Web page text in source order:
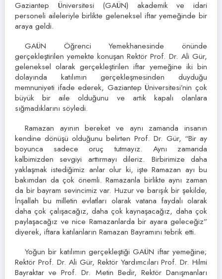
Gaziantep Üniversitesi (GAÜN) akademik ve idari
personeli aileleriyle birlikte geleneksel iftar yemeğinde bir
araya geldi.
GAÜN Öğrenci Yemekhanesinde önünde
gerçekleştirilen yemekte konuşan Rektör Prof. Dr. Ali Gür,
geleneksel olarak gerçekleştirilen iftar yemeğine iki bin
dolayında katılımın gerçekleşmesinden duyduğu
memnuniyeti ifade ederek, Gaziantep Üniversitesi’nin çok
büyük bir aile olduğunu ve artık kapalı olanlara
sığmadıklarını söyledi.
Ramazan ayının bereket ve aynı zamanda insanın
kendine dönüşü olduğunu belirten Prof. Dr. Gür, “Bir ay
boyunca sadece oruç tutmayız. Aynı zamanda
kalbimizden sevgiyi arttırmayı dileriz. Birbirimize daha
yaklaşmak istediğimiz anlar olur ki, işte Ramazan ayı bu
bakımdan da çok önemli. Ramazanla birlikte aynı zaman
da bir bayram sevincimiz var. Huzur ve barışık bir şekilde,
İnşallah bu milletin evlatları olarak vatana faydalı olarak
daha çok çalışacağız, daha çok kaynaşacağız, daha çok
paylaşacağız ve nice Ramazanlarda bir ayara geleceğiz”
diyerek, iftara katılanların Ramazan Bayramını tebrik etti.
Yoğun bir katılımın gerçekleştiği GAÜN iftar yemeğine;
Rektör Prof. Dr. Ali Gür, Rektör Yardımcıları Prof. Dr. Hilmi
Bayraktar ve Prof. Dr. Metin Bedir, Rektör Danışmanları